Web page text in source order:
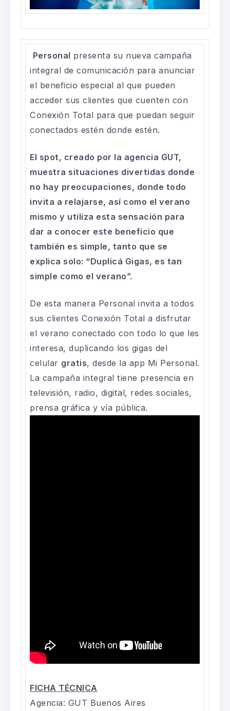
Personal presenta su nueva campaña
integral de comunicación para anunciar
el beneficio especial al que pueden
acceder sus clientes que cuenten con
Conexión Total para que puedan seguir
conectados estén donde estén.
El spot, creado por la agencia GUT,
muestra situaciones divertidas donde
no hay preocupaciones, donde todo
invita a relajarse, así como el verano
mismo y utiliza esta sensación para
dar a conocer este beneficio que
también es simple, tanto que se
explica solo: “Duplicá Gigas, es tan
simple como el verano”.
De esta manera Personal invita a todos
sus clientes Conexión Total a disfrutar
el verano conectado con todo lo que les
interesa, duplicando los gigas del
celular gratis, desde la app Mi Personal.
La campaña integral tiene presencia en
televisión, radio, digital, redes sociales,
prensa gráfica y vía pública.
FICHA TÉCNICA
Agencia: GUT Buenos Aires